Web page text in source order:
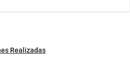
Realizadas